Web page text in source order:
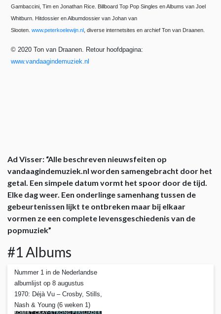
Gambaccini,Tim en Jonathan Rice. Billboard Top Pop Singles en Albums van Joel
Whitburn. Hitdossier en Albumdossier van Johan van
Slooten.www.peterkoelewijn.nl , diverse internetsites en archief Ton van Draanen.
© 2020 Ton van Draanen. Retour hoofdpagina:
www.vandaagindemuziek.nl
Ad Visser: “Alle beschreven nieuwsfeiten op
vandaagindemuziek.nl worden samengebracht door het
getal. Een simpele datum vormt het spoor door de tijd.
Elke dag weer. Een onderlinge samenhang tussen de
gebeurtenissen lijkt te ontbreken maar bij elkaar
vormen ze een complete levensgeschiedenis van de
popmuziek”
#1 Albums
Nummer 1 in de Nederlandse
albumlijst op 8 augustus
1970: Déjà Vu – Crosby, Stills,
Nash & Young (6 weken 1)